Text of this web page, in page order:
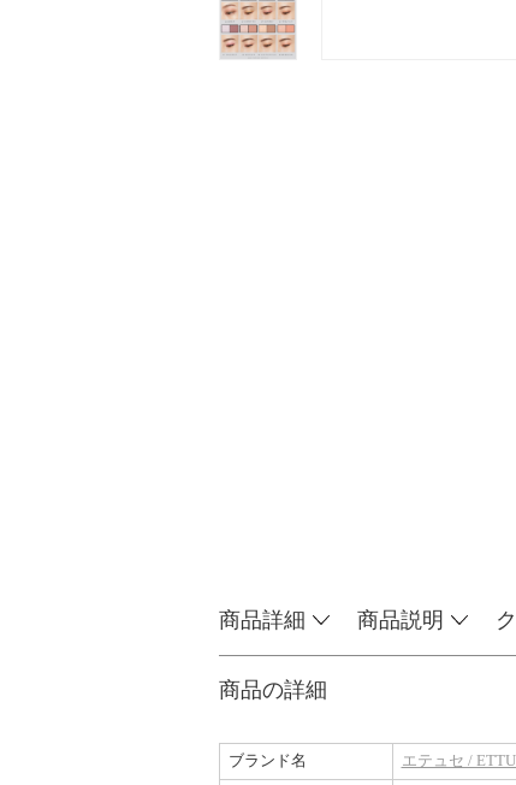
商品詳細 商品説明
商品の詳細
ブランド名
エテュセ /